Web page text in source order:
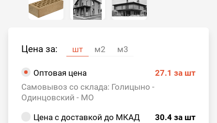
Цена за: шт м2 м3
Оптовая цена 27.1 за шт
Самовывоз со склада: Голицыно -
Одинцовский - МО
Цена с доставкой до МКАД 30.4 за шт